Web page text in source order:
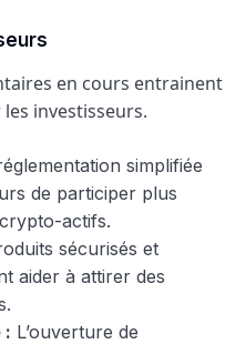
en cours entrainent
investisseurs.
simplifiée
de participer plus
actifs.
sécurisés et
aider à attirer des
: L’ouverture de